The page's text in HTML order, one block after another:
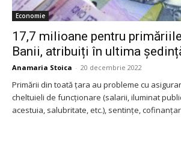
Economie
17,7 milioane pentru
Banii, atribuiți în ultima
Anamaria Stoica - 20 decembrie 2022
Primării din toată țara au probleme cu
cheltuieli de funcționare (salarii, iluminat
acestuia, salubritate, etc.), sentințe,